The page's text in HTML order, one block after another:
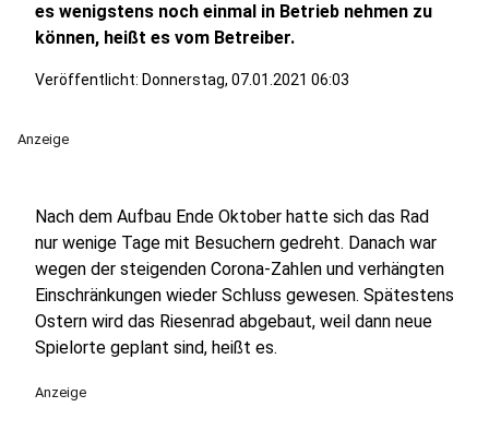
es wenigstens noch einmal in Betrieb nehmen zu
können, heißt es vom Betreiber.
Veröffentlicht: Donnerstag, 07.01.2021 06:03
Anzeige
Nach dem Aufbau Ende Oktober hatte sich das Rad
nur wenige Tage mit Besuchern gedreht. Danach war
wegen der steigenden Corona-Zahlen und verhängten
Einschränkungen wieder Schluss gewesen. Spätestens
Ostern wird das Riesenrad abgebaut, weil dann neue
Spielorte geplant sind, heißt es.
Anzeige